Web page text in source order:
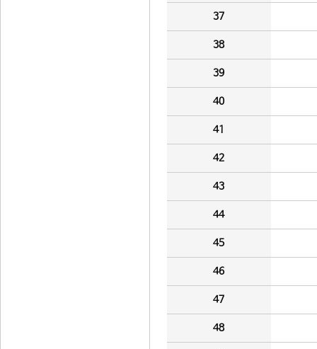
37
38
39
40
41
42
43
44
45
46
47
48